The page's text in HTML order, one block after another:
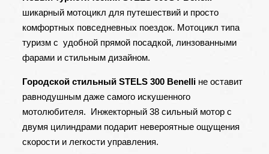
шикарный мотоцикл для путешествий и просто
комфортных повседневных поездок. Мотоцикл типа
туризм с удобной прямой посадкой, линзованными
фарами и стильным дизайном.
Городской стильный STELS 300 Benelliне оставит
равнодушным даже самого искушенного
мотолюбителя. Инжекторный 38 сильный мотор с
двумя цилиндрами подарит невероятные ощущения
скорости и легкости управления.